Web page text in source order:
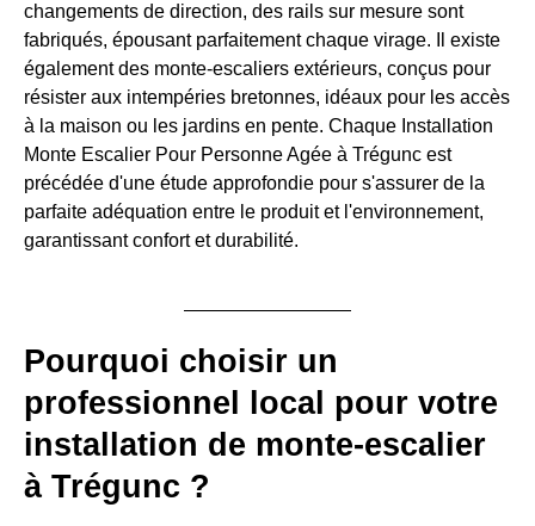
changements de direction, des rails sur mesure sont
fabriqués, épousant parfaitement chaque virage. Il existe
également des monte-escaliers extérieurs, conçus pour
résister aux intempéries bretonnes, idéaux pour les accès
à la maison ou les jardins en pente. Chaque Installation
Monte Escalier Pour Personne Agée à Trégunc est
précédée d'une étude approfondie pour s'assurer de la
parfaite adéquation entre le produit et l'environnement,
garantissant confort et durabilité.
Pourquoi choisir un
professionnel local pour votre
installation de monte-escalier
à Trégunc ?